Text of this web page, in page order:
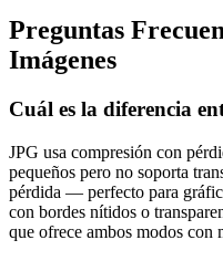
Preguntas
Imágenes
Cuál es la diferencia
JPG usa compresión con
pequeños pero no soporta
pérdida — perfecto para
con bordes nítidos o
que ofrece ambos modos